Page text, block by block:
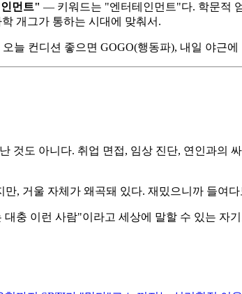
먼트" — 키워드는 "엔터테인먼트"다. 학문적
개그가 통하는 시대에 맞춰서.
오늘 컨디션 좋으면 GOGO(행동파), 내일 야근
것도 아니다. 취업 면접, 임상 진단, 연인과의
, 거울 자체가 왜곡돼 있다. 재밌으니까 들여
충 이런 사람"이라고 세상에 말할 수 있는